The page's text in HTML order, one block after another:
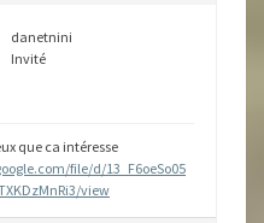
danetnini
Invité
que ca intéresse
file/d/13_F6oeSo05
view